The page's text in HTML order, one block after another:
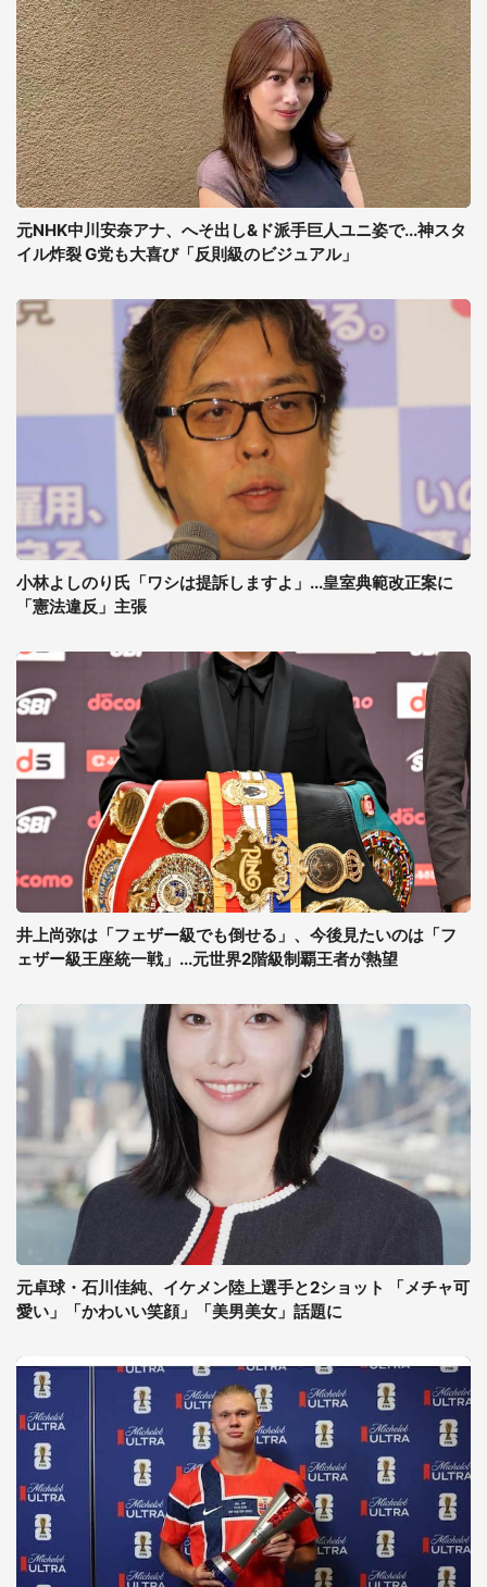
元NHK中川安奈アナ、へそ出し&ド派手巨人ユニ姿で...神スタ
イル炸裂 G党も大喜び「反則級のビジュアル」
小林よしのり氏「ワシは提訴しますよ」...皇室典範改正案に
「憲法違反」主張
井上尚弥は「フェザー級でも倒せる」、今後見たいのは「フ
ェザー級王座統一戦」...元世界2階級制覇王者が熱望
元卓球・石川佳純、イケメン陸上選手と2ショット 「メチャ可
愛い」「かわいい笑顔」「美男美女」話題に